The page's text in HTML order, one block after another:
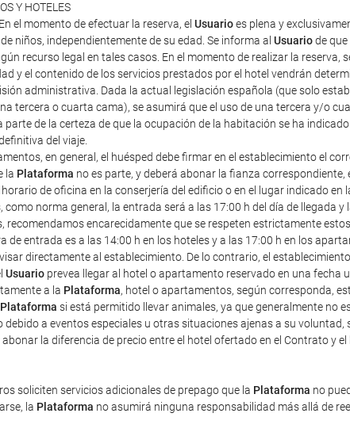
Y HOTELES
el momento de efectuar la reserva, el Usuarioes plena y
niños, independientemente de su edad. Se informa al Usuariode
recurso legal en tales casos. En el momento de realizar la reserva,
y el contenido de los servicios prestados por el hotel vendrán
administrativa. Dada la actual legislación española (que solo
tercera o cuarta cama), se asumirá que el uso de una tercera y/o
de la certeza de que la ocupación de la habitación se ha
del viaje.
en general, el huésped debe firmar en el establecimiento el
la Plataforma no es parte, y deberá abonar la fianza
de oficina en la conserjería del edificio o en el lugar indicado
como norma general, la entrada será a las 17:00 h del día de
recomendamos encarecidamente que se respeten estrictamente
de entrada es a las 14:00 h en los hoteles y a las 17:00 h en los
directamente al establecimiento. De lo contrario, el
Usuario prevea llegar al hotel o apartamento reservado en una
a la Plataforma, hotel o apartamentos, según corresponda,
Plataforma si está permitido llevar animales, ya que generalmente no
debido a eventos especiales u otras situaciones ajenas a su
abonar la diferencia de precio entre el hotel ofertado en el Contrato y el
soliciten servicios adicionales de prepago que la Plataforma no
la Plataforma no asumirá ninguna responsabilidad más allá de